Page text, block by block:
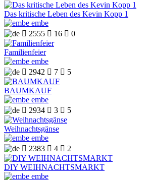
Das kritische Leben des Kevin Kopp 1
embe
 2555  16  0
Familienfeier
embe
 2942  7  5
BAUMKAUF
embe
 2934  3  5
Weihnachtsgänse
embe
 2383  4  2
DIY WEIHNACHTSMARKT
embe